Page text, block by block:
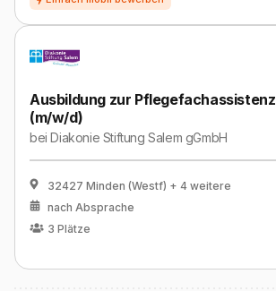
Ausbildung zur Pflegefachassistenz
(m/w/d)
beiDiakonie Stiftung Salem gGmbH
32427 Minden (Westf) + 4 weitere
nach Absprache
3 Plätze